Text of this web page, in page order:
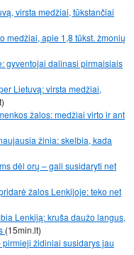
virsta medžiai, tūkstančiai
medžiai, apie 1,8 tūkst. žmonių
gyventojai dalinasi pirmaisiais
Lietuvą: virsta medžiai,
žalos: medžiai virto ir ant
žinia: skelbia, kada
dėl orų – gali susidaryti net
žalos Lenkijoje: teko net
Lenkiją: kruša daužo langus,
(15min.lt)
židiniai susidarys jau